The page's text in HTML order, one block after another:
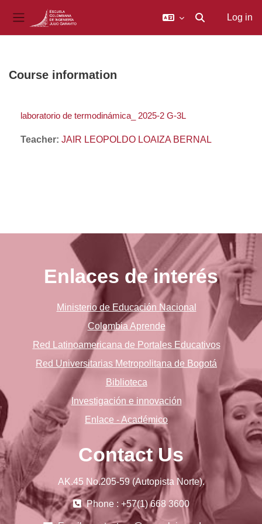
Side panel Toggle search
Log in
Course information
laboratorio de termodinámica_ 2025-2 G-3L
Teacher: JAIR LEOPOLDO LOAIZA BERNAL
Enlaces de interés
Ministerio de Educación Nacional
Colombia Aprende
Red Latinoamericana de Portales Educativos
Red Universitarias Metropolitana de Bogotá
Biblioteca
Investigación e innovación
Enlace - Académico
Contact Us
AK.45 No.205-59 (Autopista Norte).
Phone : +57(1) 668 3600